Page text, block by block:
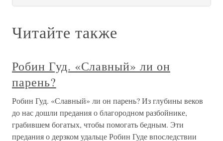
Читайте также
Робин Гуд. «Славный» ли он
парень?
Робин Гуд. «Славный» ли он парень? Из глубины веков
до нас дошли предания о благородном разбойнике,
грабившем богатых, чтобы помогать бедным. Эти
предания о дерзком удальце Робин Гуде впоследствии